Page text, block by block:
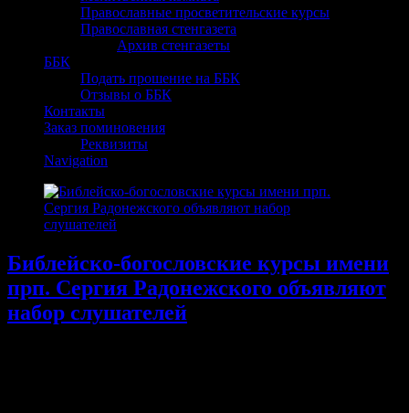
Православные просветительские курсы
Православная стенгазета
Архив стенгазеты
ББК
Подать прошение на ББК
Отзывы о ББК
Контакты
Заказ поминовения
Реквизиты
Navigation
Библейско-богословские курсы имени
прп. Сергия Радонежского объявляют
набор слушателей